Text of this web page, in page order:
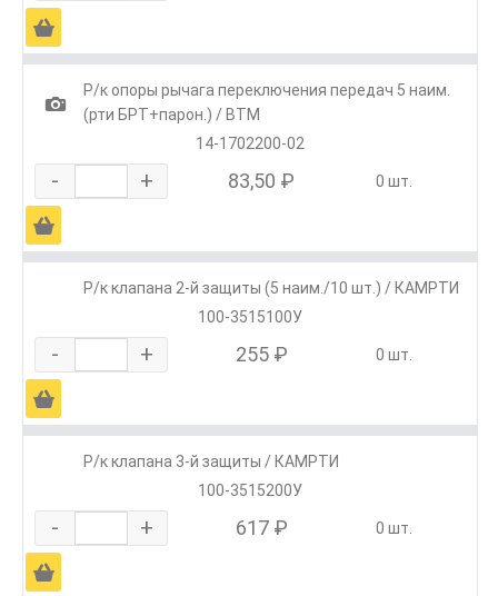
Ä
1
Р/к опоры рычага переключения передач 5 наим.
(рти БРТ+парон.) / ВТМ
14-1702200-02
- + 83,50 ₽ 0 шт.
Ä
Р/к клапана 2-й защиты (5 наим./10 шт.) / КАМРТИ
100-3515100У
- + 255 ₽ 0 шт.
Ä
Р/к клапана 3-й защиты / КАМРТИ
100-3515200У
- + 617 ₽ 0 шт.
Ä